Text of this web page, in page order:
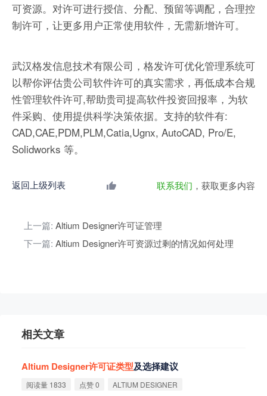
可资源。对许可进行授信、分配、预留等调配，合理控
制许可，让更多用户正常使用软件，无需新增许可。
武汉格发信息技术有限公司，格发许可优化管理系统可
以帮你评估贵公司软件许可的真实需求，再低成本合规
性管理软件许可,帮助贵司提高软件投资回报率，为软
件采购、使用提供科学决策依据。支持的软件有:
CAD,CAE,PDM,PLM,Catia,Ugnx, AutoCAD, Pro/E,
Solidworks 等。
返回上级列表 联系我们 ，获取更多内容
上一篇: Altium Designer许可证管理
下一篇: Altium Designer许可资源过剩的情况如何处理
相关文章
Altium Designer许可证类型及选择建议
阅读量 1833 点赞 0 ALTIUM DESIGNER